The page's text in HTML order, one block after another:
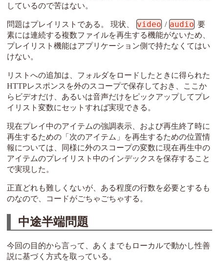
しているので苦はない。
問題はプレイリストである。 現状、 video / audio 要
素には連続する複数ファイルを再生する機能がないため、
プレイリスト機能はアプリケーション側で持たなくてはい
けない。
リストへの追加は、フォルダをロードしたときに得られた
HTTPレスポンスを外のスコープで保存しておき、ここか
らビデオだけ、あるいは音声だけをピックアップしてプレ
イリスト変数にセットすれば実現できる。
現在プレイ中のアイテムの強調表示、および再生終了時に
再生するための「次のアイテム」を再生するための位置情
報については、同様に外のスコープの変数に現在再生中の
アイテムのプレイリスト中のインデックスを保存すること
で実現した。
正直どれも難しくないが、ある程度の行数を必要とするも
のなので、コードがごちゃごちゃする。
中途半端問題
今回の目的から言って、あくまでもローカルで動かし性善
説に基づく方式を取っている。